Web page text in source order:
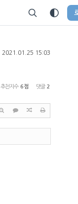
2021.01.25 15:03
추천지수 6점 댓글 2